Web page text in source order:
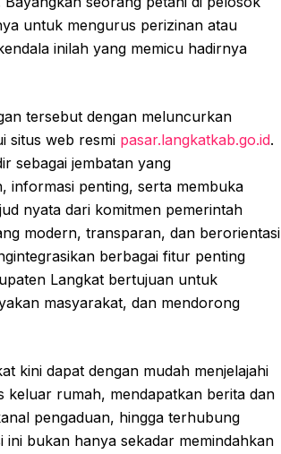
untuk mengurus perizinan atau
inilah yang memicu hadirnya
tersebut dengan meluncurkan
situs web resmi pasar.langkatkab.go.id.
sebagai jembatan yang
informasi penting, serta membuka
nyata dari komitmen pemerintah
modern, transparan, dan berorientasi
berbagai fitur penting
Langkat bertujuan untuk
masyarakat, dan mendorong
kini dapat dengan mudah menjelajahi
keluar rumah, mendapatkan berita dan
pengaduan, hingga terhubung
ini bukan hanya sekadar memindahkan